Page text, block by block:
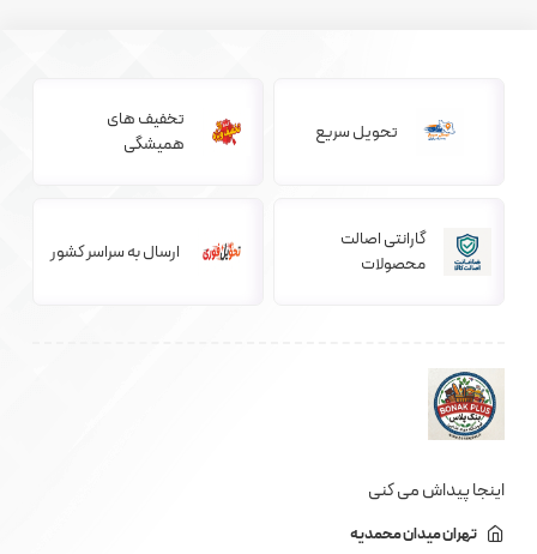
تحویل سریع
تخفیف های
همیشگی
گارانتی اصالت
محصولات
ارسال به سراسر کشور
اینجا پیداش می کنی
تهران میدان محمدیه